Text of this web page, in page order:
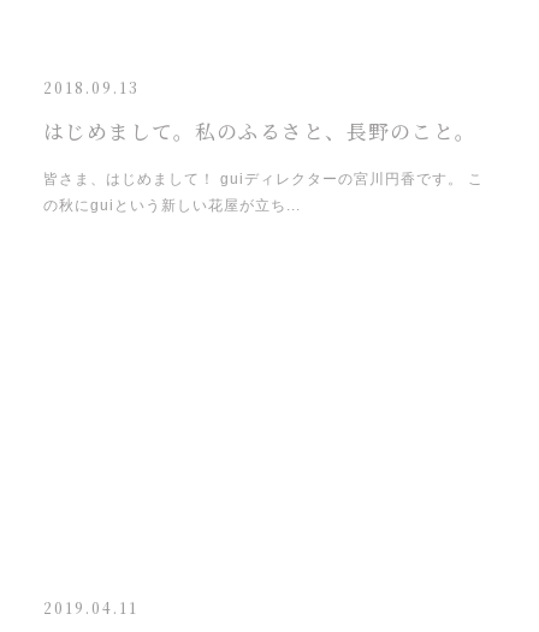
2018.09.13
はじめまして。私のふるさと、長野のこと。
皆さま、はじめまして！ guiディレクターの宮川円香です。 こ
の秋にguiという新しい花屋が立ち...
2019.04.11